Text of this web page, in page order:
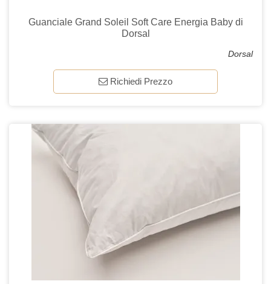
Guanciale Grand Soleil Soft Care Energia Baby di
Dorsal
Dorsal
Richiedi Prezzo